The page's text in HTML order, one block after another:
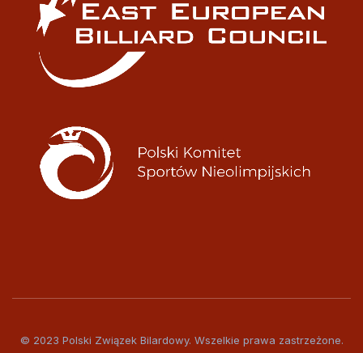
© 2023 Polski Związek Bilardowy. Wszelkie prawa zastrzeżone.